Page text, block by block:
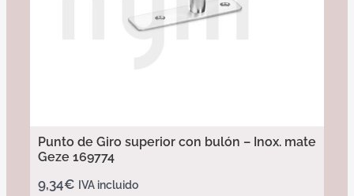
Punto de Giro superior con bulón – Inox. mate
Geze 169774
9,34€ IVA incluido